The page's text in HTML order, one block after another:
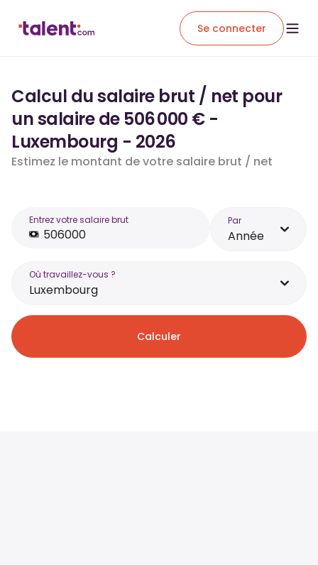
Se connecter
Calcul du salaire brut / net pour
un salaire de 506 000 € -
Luxembourg - 2026
Estimez le montant de votre salaire brut / net
Entrez votre salaire brut Par
Année
Où travaillez-vous ?
Luxembourg
Calculer